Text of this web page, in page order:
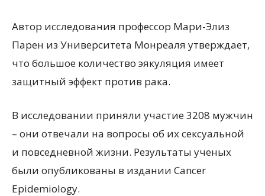
Автор исследования профессор Мари-Элиз
Парен из Университета Монреаля утверждает,
что большое количество эякуляция имеет
защитный эффект против рака.
В исследовании приняли участие 3208 мужчин
– они отвечали на вопросы об их cексуальной
и повседневной жизни. Результаты ученых
были опубликованы в издании Cancer
Epidemiology.